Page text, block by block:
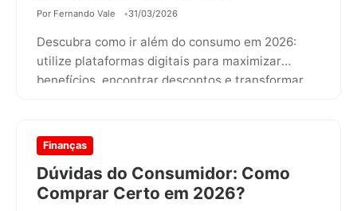
Por Fernando Vale 31/03/2026
Descubra como ir além do consumo em 2026:
utilize plataformas digitais para maximizar
benefícios, encontrar descontos e transformar
Finanças
Dúvidas do Consumidor: Como
Comprar Certo em 2026?